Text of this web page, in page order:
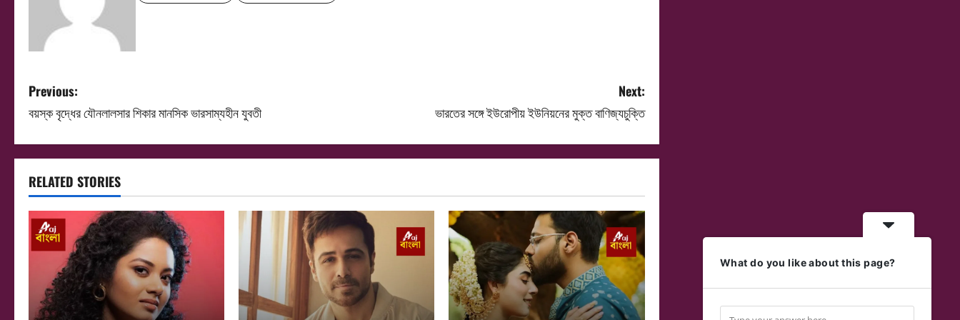
P
o
s
t
n
a
v
i
Previous:
বয়স্ক বৃদ্ধের যৌনলালসার শিকার মানসিক ভারসাম্যহীন যুবতী
Next:
ভারতের সঙ্গে ইউরোপীয় ইউনিয়নের মুক্ত বাণিজ্যচুক্তি
RELATED STORIES
What do you like about this page?